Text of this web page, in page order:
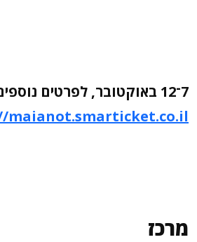
7־12 באוקטובר, לפרטים נוספים:
maianot.smarticket.co.il
מרכז